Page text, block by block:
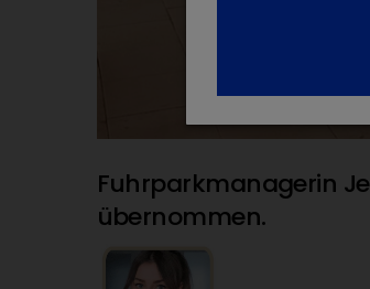
Fuhrparkmanagerin
übernommen.